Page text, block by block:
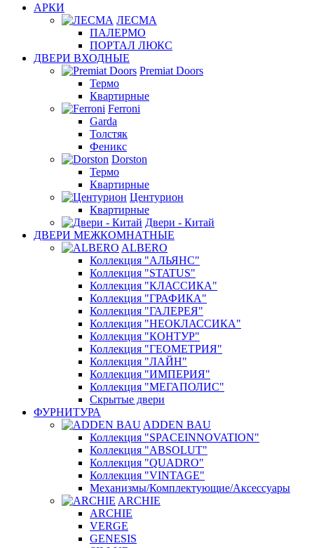
АРКИ
ЛЕСМА
ПАЛЕРМО
ПОРТАЛ ЛЮКС
ДВЕРИ ВХОДНЫЕ
Premiat Doors
Термо
Квартирные
Ferroni
Garda
Толстяк
Феникс
Dorston
Термо
Квартирные
Центурион
Квартирные
Двери - Китай
ДВЕРИ МЕЖКОМНАТНЫЕ
ALBERO
Коллекция "АЛЬЯНС"
Коллекция "STATUS"
Коллекция "КЛАССИКА"
Коллекция "ГРАФИКА"
Коллекция "ГАЛЕРЕЯ"
Коллекция "НЕОКЛАССИКА"
Коллекция "КОНТУР"
Коллекция "ГЕОМЕТРИЯ"
Коллекция "ЛАЙН"
Коллекция "ИМПЕРИЯ"
Коллекция "МЕГАПОЛИС"
Скрытые двери
ФУРНИТУРА
ADDEN BAU
Коллекция "SPACEINNOVATION"
Коллекция "ABSOLUT"
Коллекция "QUADRO"
Коллекция "VINTAGE"
Механизмы/Комплектующие/Аксессуары
ARCHIE
ARCHIE
VERGE
GENESIS